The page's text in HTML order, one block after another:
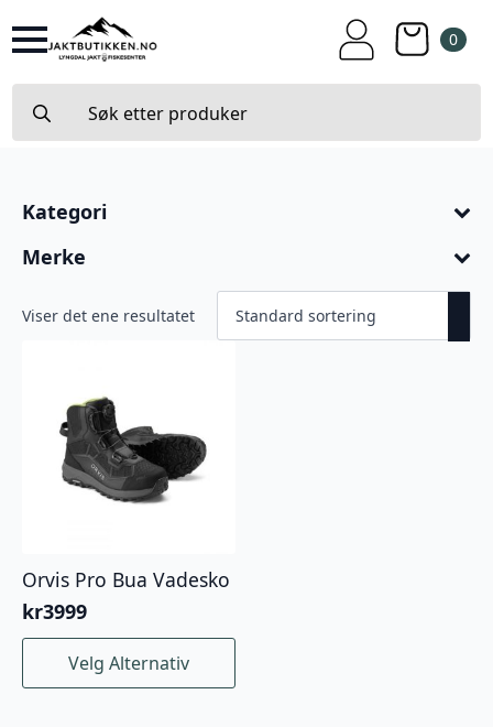
0
for:
Kategori
Merke
Viser det ene resultatet
Orvis Pro Bua Vadesko
kr3999
Velg Alternativ
Dette
produktet